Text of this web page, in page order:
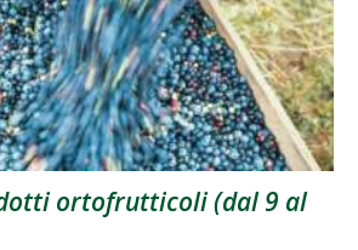
ortofrutticoli (dal 9 al